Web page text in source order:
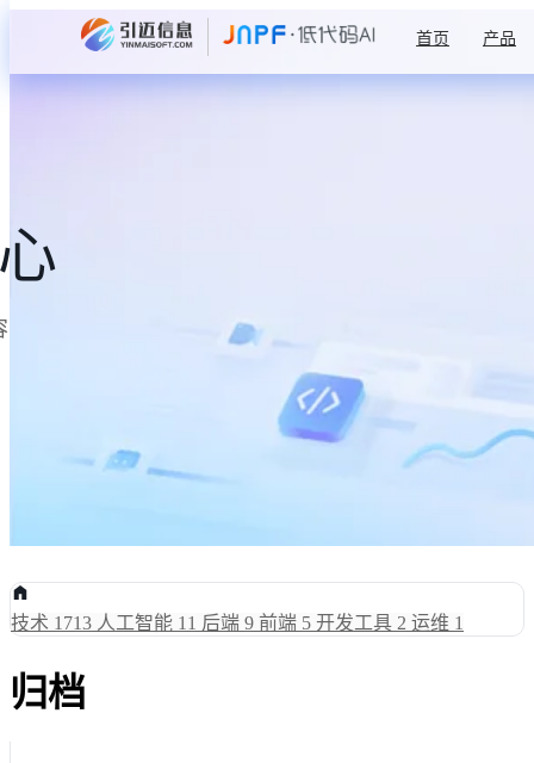
首页 产品
技术 1713 人工智能 11 后端 9 前端 5 开发工具 2 运维 1
归档